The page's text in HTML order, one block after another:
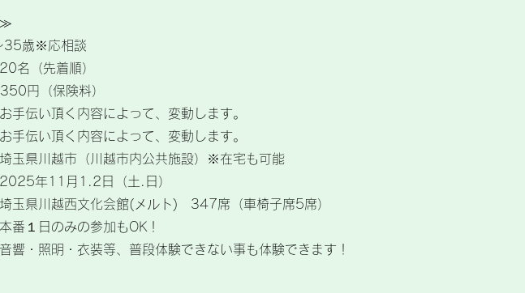
≫
35歳※応相談
名（先着順）
円（保険料）
手伝い頂く内容によって、変動します。
手伝い頂く内容によって、変動します。
玉県川越市（川越市内公共施設）※在宅も可能
年11月1.2日（土.日）
玉県川越西文化会館(メルト) 347席（車椅子席5席）
番１日のみの参加もOK！
明・衣装等、普段体験できない事も体験できます！